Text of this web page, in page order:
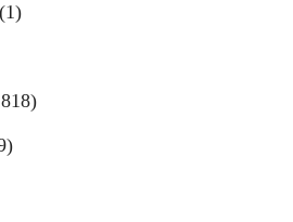
(1)